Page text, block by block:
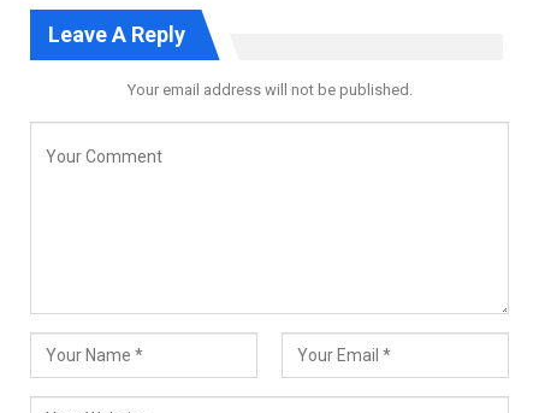
Leave A Reply
Your email address will not be published.